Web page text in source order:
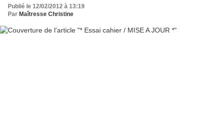
Publié le 12/02/2012 à 13:19
Par Maîtresse Christine